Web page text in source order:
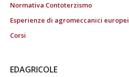
Normativa Contoterzismo
Esperienze di agromeccanici europei
Corsi
EDAGRICOLE